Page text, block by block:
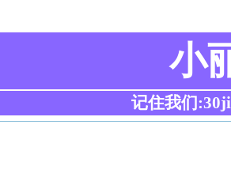
小
记住我们